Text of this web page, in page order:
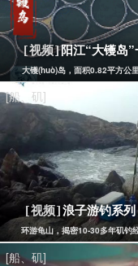
[视频]阳江“大镬岛
大镬(huò)岛，面积0.82平方公
[船、矶]
[视频] 浪子游钓系
环游龟山，揭密10-30多年矶钓
[船、矶]